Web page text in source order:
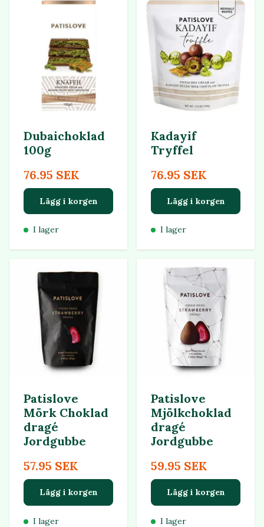
Dubaichoklad
100g
76.95 SEK
Lägg i korgen
I lager
Kadayif
Tryffel
76.95 SEK
Lägg i korgen
I lager
Patislove
Mörk Choklad
dragé
Jordgubbe
57.95 SEK
Lägg i korgen
I lager
Patislove
Mjölkchoklad
dragé
Jordgubbe
59.95 SEK
Lägg i korgen
I lager